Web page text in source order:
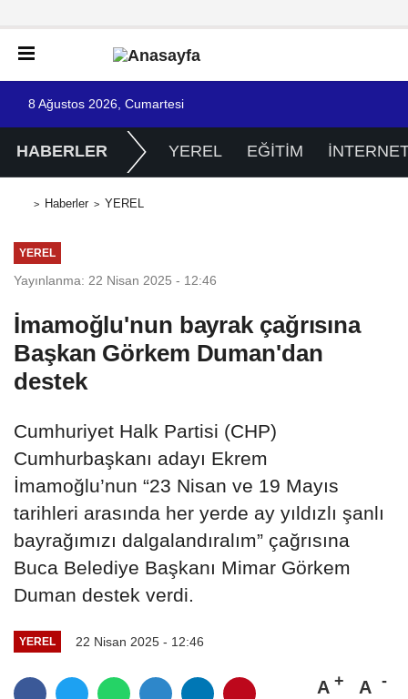
8 Ağustos 2026, Cumartesi
HABERLER YEREL EĞİTİM
Haberler YEREL
YEREL
Yayınlanma: 22 Nisan 2025 - 12:46
İmamoğlu'nun bayrak çağrısına
Başkan Görkem Duman'dan
destek
Cumhuriyet Halk Partisi (CHP)
Cumhurbaşkanı adayı Ekrem
İmamoğlu’nun “23 Nisan ve 19 Mayıs
tarihleri arasında her yerde ay yıldızlı şanlı
bayrağımızı dalgalandıralım” çağrısına
Buca Belediye Başkanı Mimar Görkem
Duman destek verdi.
YEREL 22 Nisan 2025 - 12:46
A A